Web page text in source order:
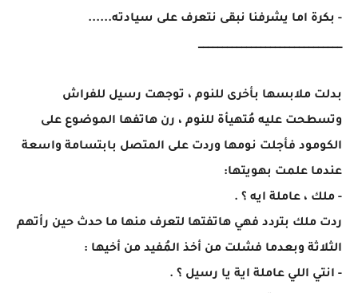
- بكرة اما يشرفنا نبقى نتعرف على سيادته......
______________________________
بدلت ملابسها بأخرى للنوم ، توجهت رسيل للفراش
وتسطحت عليه مُتهيأة للنوم ، رن هاتفها الموضوع على
الكومود فأجلت نومها وردت على المتصل بابتسامة واسعة
عندما علمت بهويتها:
- ملك ، عاملة ايه ؟ .
ردت ملك بتردد فهي هاتفتها لتعرف منها ما حدث حين رأتهم
الثلاثة وبعدما فشلت من أخذ المُفيد من أخيها :
- انتي اللي عاملة اية يا رسيل ؟ .